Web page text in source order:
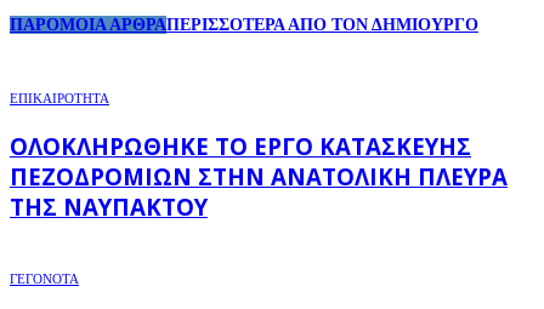
ΠΑΡΟΜΟΙΑ ΑΡΘΡΑΠΕΡΙΣΣΟΤΕΡΑ ΑΠΟ ΤΟΝ ΔΗΜΙΟΥΡΓΟ
ΕΠΙΚΑΙΡΟΤΗΤΑ
ΟΛΟΚΛΗΡΏΘΗΚΕ ΤΟ ΈΡΓΟ ΚΑΤΑΣΚΕΥΉΣ
ΠΕΖΟΔΡΟΜΊΩΝ ΣΤΗΝ ΑΝΑΤΟΛΙΚΉ ΠΛΕΥΡΆ
ΤΗΣ ΝΑΥΠΆΚΤΟΥ
ΓΕΓΟΝΟΤΑ